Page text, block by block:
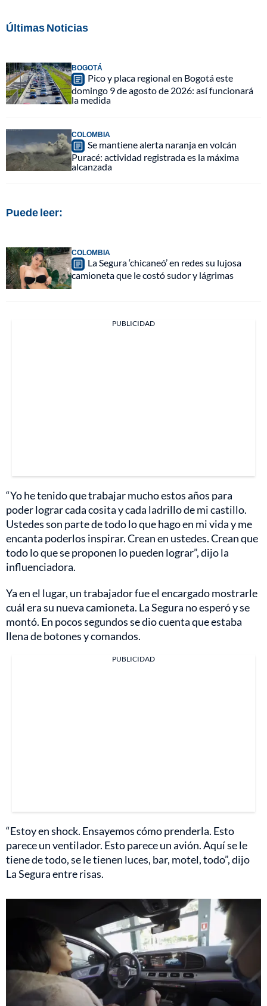
Últimas Noticias
BOGOTÁ
Pico y placa regional en Bogotá este
domingo 9 de agosto de 2026: así funcionará
la medida
COLOMBIA
Se mantiene alerta naranja en volcán
Puracé: actividad registrada es la máxima
alcanzada
Puede leer:
COLOMBIA
La Segura ‘chicaneó’ en redes su lujosa
camioneta que le costó sudor y lágrimas
PUBLICIDAD
“Yo he tenido que trabajar mucho estos años para
poder lograr cada cosita y cada ladrillo de mi castillo.
Ustedes son parte de todo lo que hago en mi vida y me
encanta poderlos inspirar. Crean en ustedes. Crean que
todo lo que se proponen lo pueden lograr”, dijo la
influenciadora.
Ya en el lugar, un trabajador fue el encargado mostrarle
cuál era su nueva camioneta. La Segura no esperó y se
montó. En pocos segundos se dio cuenta que estaba
llena de botones y comandos.
PUBLICIDAD
“Estoy en shock. Ensayemos cómo prenderla. Esto
parece un ventilador. Esto parece un avión. Aquí se le
tiene de todo, se le tienen luces, bar, motel, todo”, dijo
La Segura entre risas.